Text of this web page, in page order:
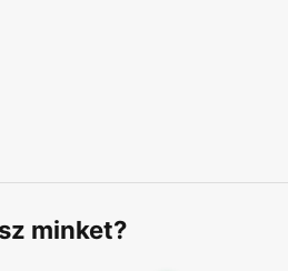
minket?